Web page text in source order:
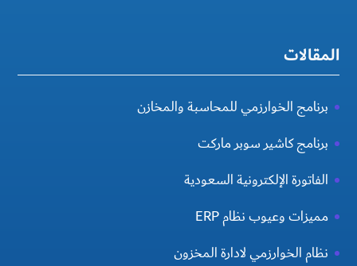
المقالات
برنامج الخوارزمي للمحاسبة والمخازن
برنامج كاشير سوبر ماركت
الفاتورة الإلكترونية السعودية
مميزات وعيوب نظام ERP
نظام الخوارزمي لادارة المخزون